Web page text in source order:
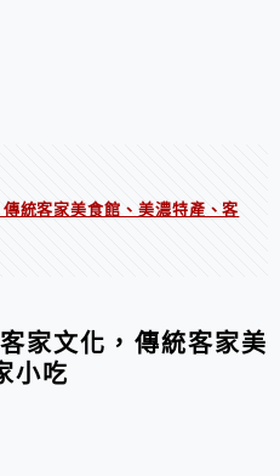
統客家美食館、美濃特產、客
家文化，傳統客家美
小吃